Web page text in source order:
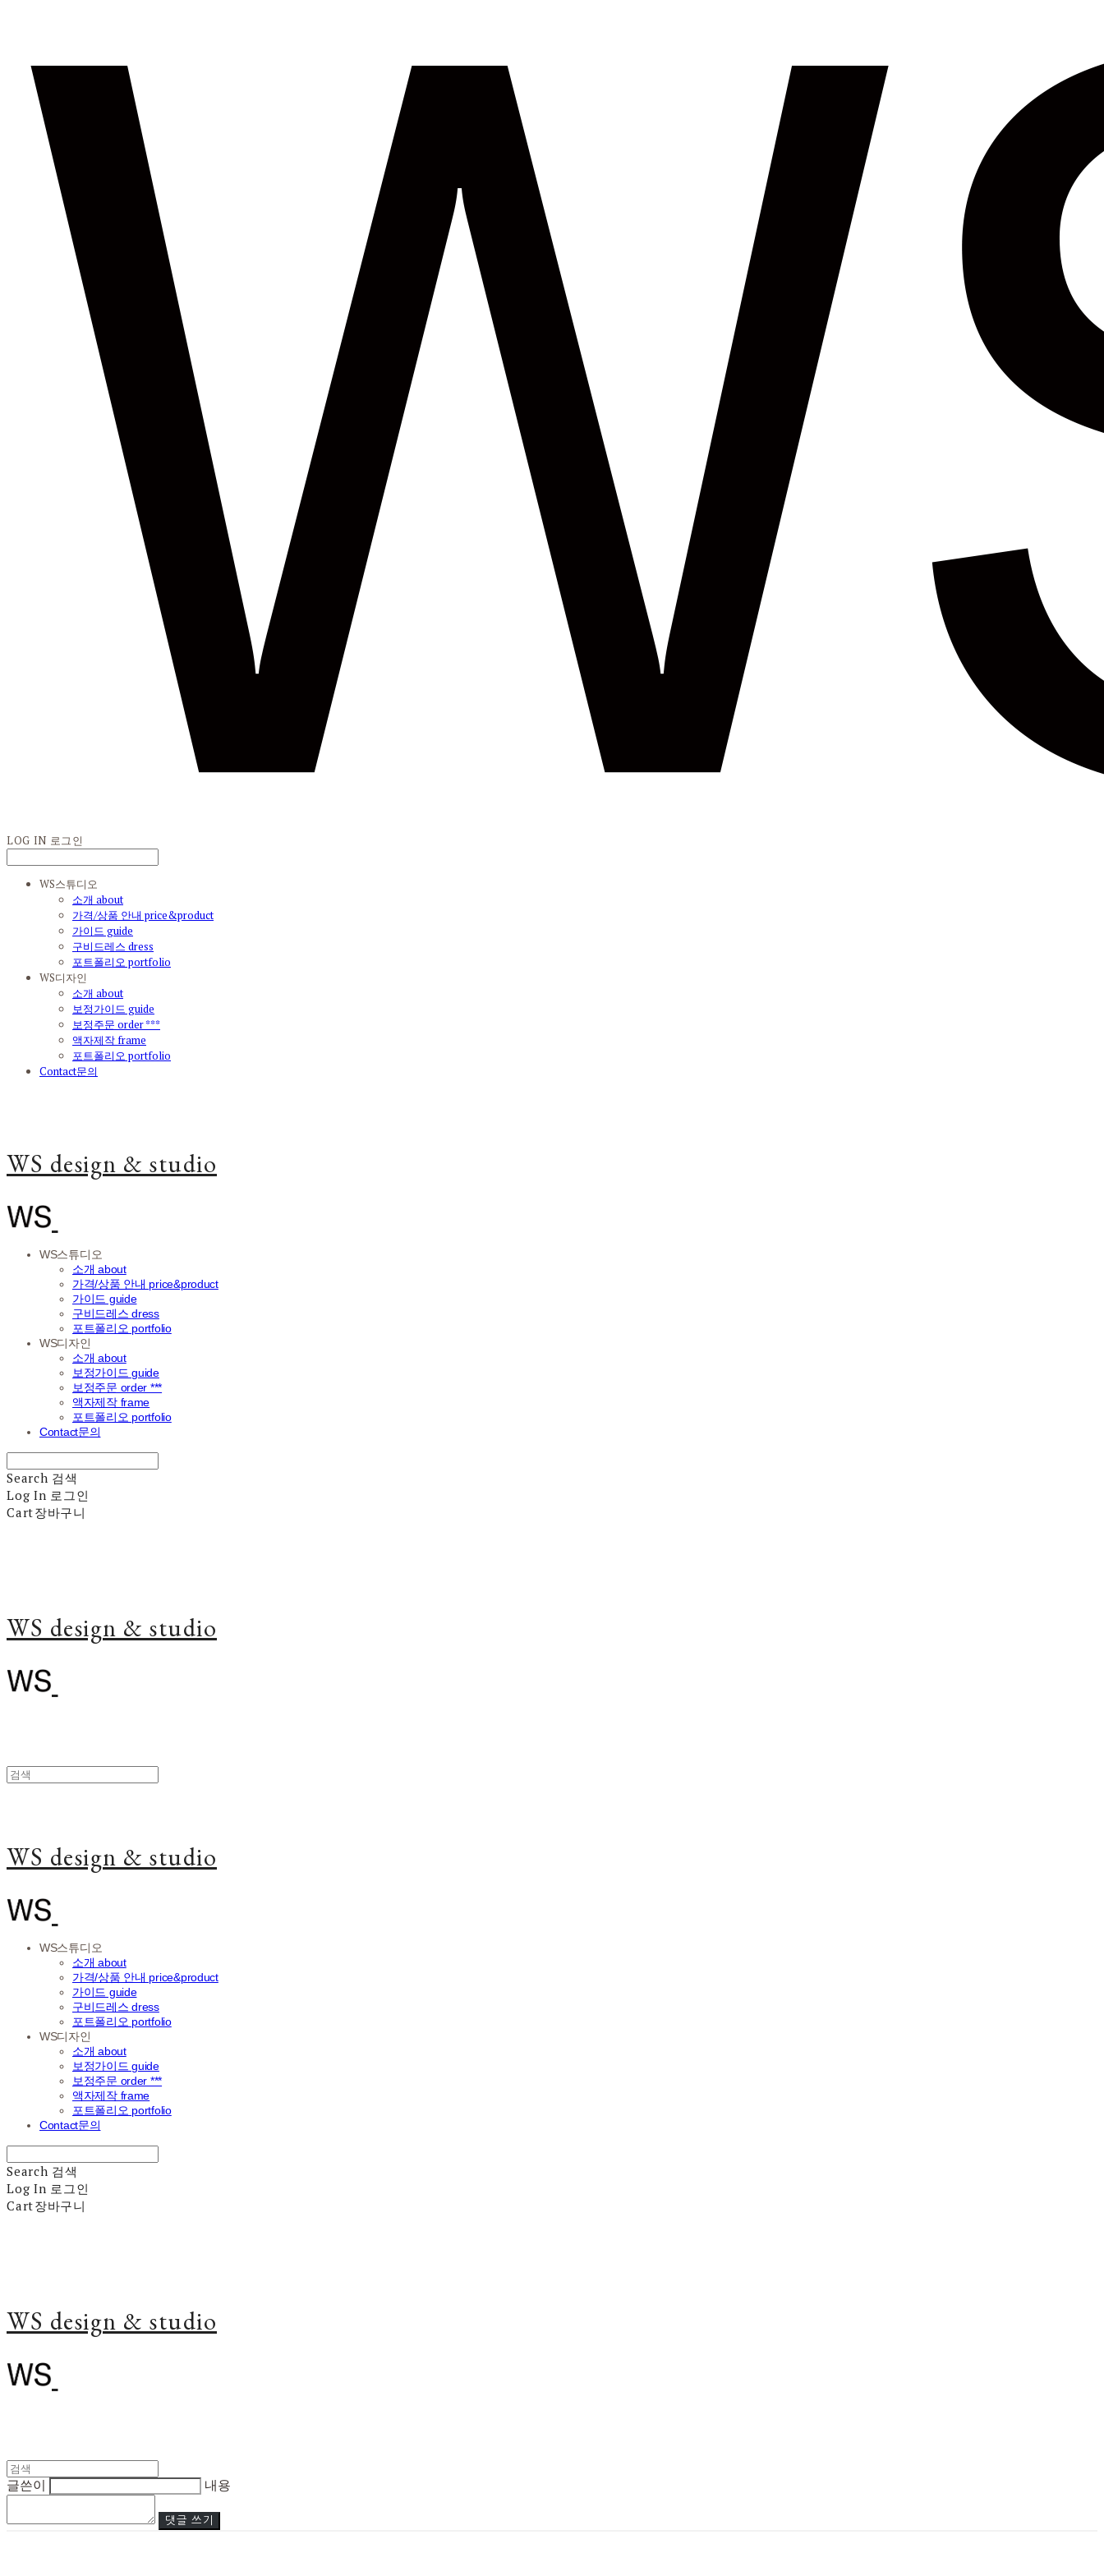
LOG IN 로그인
WS스튜디오
소개 about
가격/상품 안내 price&product
가이드 guide
구비드레스 dress
포트폴리오 portfolio
WS디자인
소개 about
보정가이드 guide
보정주문 order ***
액자제작 frame
포트폴리오 portfolio
Contact문의
WS design & studio
WS스튜디오
소개 about
가격/상품 안내 price&product
가이드 guide
구비드레스 dress
포트폴리오 portfolio
WS디자인
소개 about
보정가이드 guide
보정주문 order ***
액자제작 frame
포트폴리오 portfolio
Contact문의
Search 검색
Log In 로그인
Cart장바구니
WS design & studio
WS design & studio
WS스튜디오
소개 about
가격/상품 안내 price&product
가이드 guide
구비드레스 dress
포트폴리오 portfolio
WS디자인
소개 about
보정가이드 guide
보정주문 order ***
액자제작 frame
포트폴리오 portfolio
Contact문의
Search 검색
Log In 로그인
Cart장바구니
WS design & studio
글쓴이 내용
댓글 쓰기